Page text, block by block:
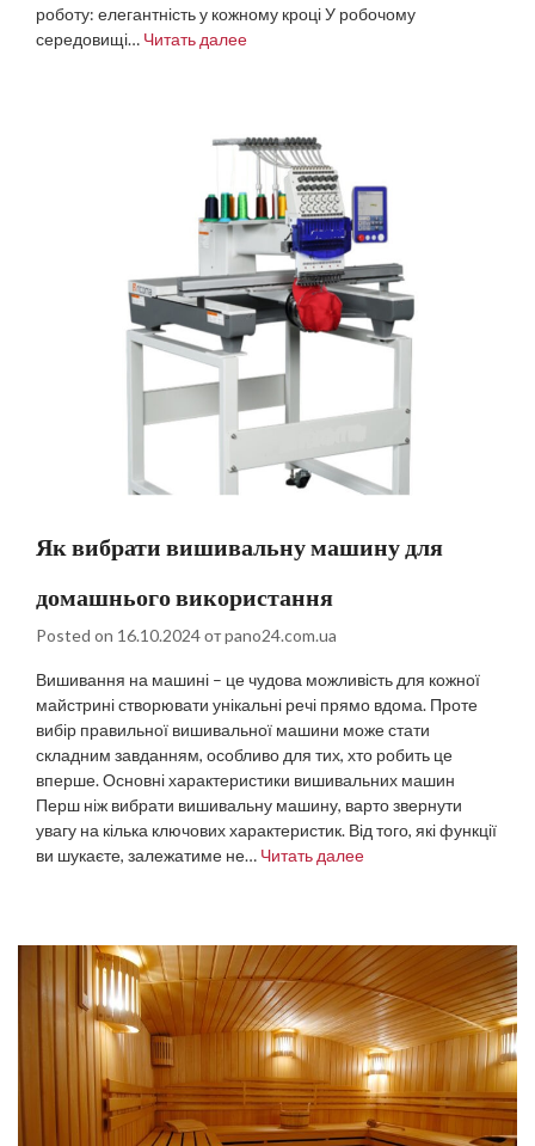
роботу: елегантність у кожному кроці У робочому
середовищі… Читать далее
Як вибрати вишивальну машину для
домашнього використання
Posted on 16.10.2024отpano24.com.ua
Вишивання на машині – це чудова можливість для кожної
майстрині створювати унікальні речі прямо вдома. Проте
вибір правильної вишивальної машини може стати
складним завданням, особливо для тих, хто робить це
вперше. Основні характеристики вишивальних машин
Перш ніж вибрати вишивальну машину, варто звернути
увагу на кілька ключових характеристик. Від того, які функції
ви шукаєте, залежатиме не… Читать далее